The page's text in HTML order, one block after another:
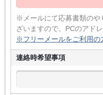
※メールにて応募書類のや
ざいますので、PCのアド
※フリーメールをご利用の
連絡時希望事項